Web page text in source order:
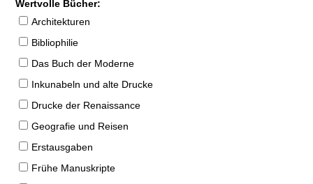
Wertvolle Bücher:
Architekturen
Bibliophilie
Das Buch der Moderne
Inkunabeln und alte Drucke
Drucke der Renaissance
Geografie und Reisen
Erstausgaben
Frühe Manuskripte